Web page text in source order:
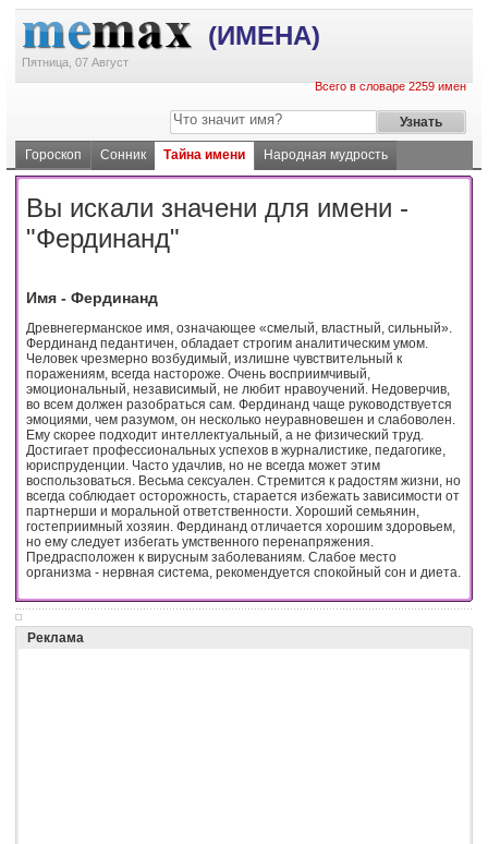
(ИМЕНА)
Пятница, 07 Август
Всего в словаре 2259 имен
Гороскоп Сонник Тайна имени Народная мудрость
Вы искали значени для имени -
"Фердинанд"
Имя - Фердинанд
Древнегерманское имя, означающее «смелый, властный, сильный».
Фердинанд педантичен, обладает строгим аналитическим умом.
Человек чрезмерно возбудимый, излишне чувствительный к
поражениям, всегда настороже. Очень восприимчивый,
эмоциональный, независимый, не любит нравоучений. Недоверчив,
во всем должен разобраться сам. Фердинанд чаще руководствуется
эмоциями, чем разумом, он несколько неуравновешен и слабоволен.
Ему скорее подходит интеллектуальный, а не физический труд.
Достигает профессиональных успехов в журналистике, педагогике,
юриспруденции. Часто удачлив, но не всегда может этим
воспользоваться. Весьма сексуален. Стремится к радостям жизни, но
всегда соблюдает осторожность, старается избежать зависимости от
партнерши и моральной ответственности. Хороший семьянин,
гостеприимный хозяин. Фердинанд отличается хорошим здоровьем,
но ему следует избегать умственного перенапряжения.
Предрасположен к вирусным заболеваниям. Слабое место
организма - нервная система, рекомендуется спокойный сон и диета.
Реклама